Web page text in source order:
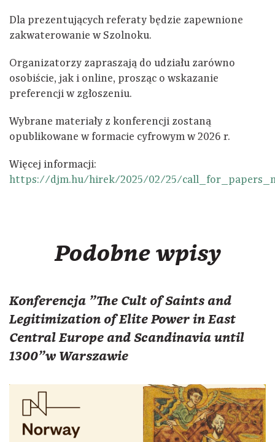
Dla prezentujących referaty będzie zapewnione
zakwaterowanie w Szolnoku.
Organizatorzy zapraszają do udziału zarówno
osobiście, jak i online, prosząc o wskazanie
preferencji w zgłoszeniu.
Wybrane materiały z konferencji zostaną
opublikowane w formacie cyfrowym w 2026 r.
Więcej informacji:
https://djm.hu/hirek/2025/02/25/
Podobne wpisy
Konferencja "The Cult of Saints and
Legitimization of Elite Power in East
Central Europe and Scandinavia until
1300"w Warszawie